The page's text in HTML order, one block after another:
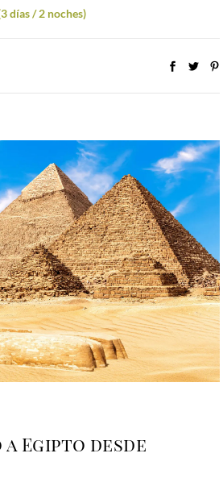
días / 2 noches)
Egipto desde